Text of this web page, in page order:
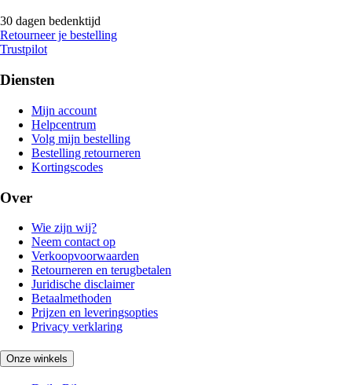
30 dagen bedenktijd
Retourneer je bestelling
Trustpilot
Diensten
Mijn account
Helpcentrum
Volg mijn bestelling
Bestelling retourneren
Kortingscodes
Over
Wie zijn wij?
Neem contact op
Verkoopvoorwaarden
Retourneren en terugbetalen
Juridische disclaimer
Betaalmethoden
Prijzen en leveringsopties
Privacy verklaring
Onze winkels